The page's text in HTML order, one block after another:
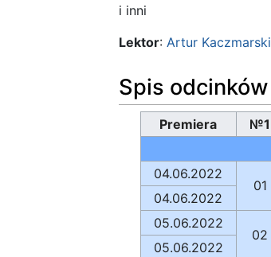
i inni
Lektor: Artur Kaczmarski
Spis odcinków
Premiera №1
04.06.2022
01
04.06.2022
05.06.2022
02
05.06.2022